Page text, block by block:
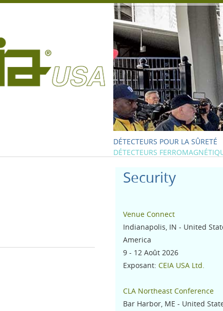
DÉTECTEURS POUR LA SÛRETÉ
DÉTECTEURS
Security
Venue Connect
Indianapolis, IN - United
America
9 - 12 Août 2026
Exposant: CEIA USA Ltd.
CLA Northeast Conference
Bar Harbor, ME - United